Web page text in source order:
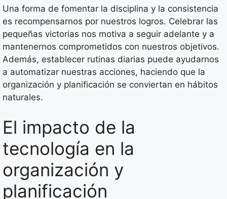
Una forma de fomentar la disciplina y la consistencia
es recompensarnos por nuestros logros. Celebrar las
pequeñas victorias nos motiva a seguir adelante y a
mantenernos comprometidos con nuestros objetivos.
Además, establecer rutinas diarias puede ayudarnos
a automatizar nuestras acciones, haciendo que la
organización y planificación se conviertan en hábitos
naturales.
El impacto de la
tecnología en la
organización y
planificación